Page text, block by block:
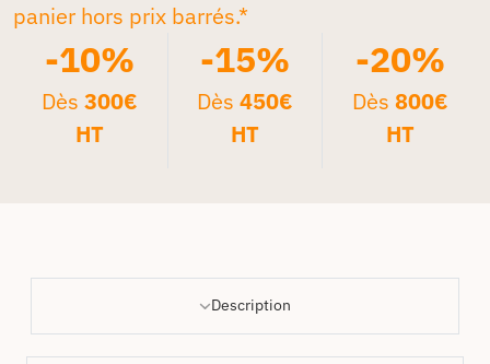
panier hors prix barrés.*
-10%
Dès300€
HT
-15%
Dès 450€
HT
-20%
Dès 800€
HT
Description